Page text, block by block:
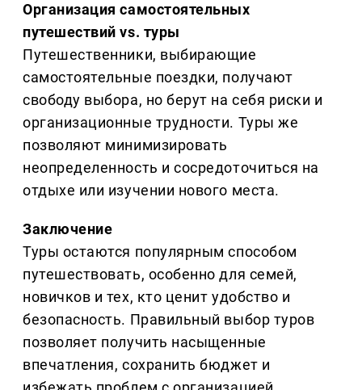
Организация самостоятельных
путешествий vs. туры
Путешественники, выбирающие
самостоятельные поездки, получают
свободу выбора, но берут на себя риски и
организационные трудности. Туры же
позволяют минимизировать
неопределенность и сосредоточиться на
отдыхе или изучении нового места.
Заключение
Туры остаются популярным способом
путешествовать, особенно для семей,
новичков и тех, кто ценит удобство и
безопасность. Правильный выбор туров
позволяет получить насыщенные
впечатления, сохранить бюджет и